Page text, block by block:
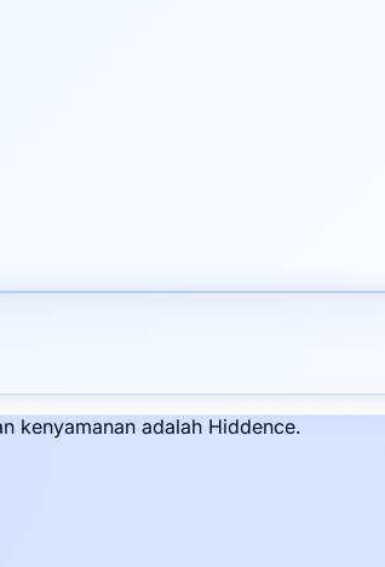
kenyamanan adalah Hiddence.